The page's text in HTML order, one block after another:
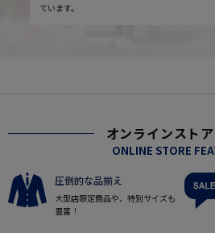
ています。
オンラインスト
ONLINE STORE
圧倒的な品揃え
大型店限定商品や、特別サイズも
豊富！